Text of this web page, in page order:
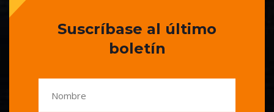
Suscríbase al último
boletín